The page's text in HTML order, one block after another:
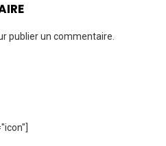
publier un commentaire.